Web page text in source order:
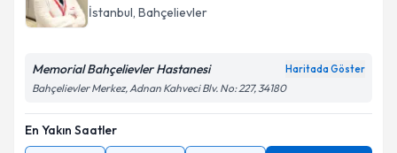
İstanbul, Bahçelievler
Memorial Bahçelievler Hastanesi Haritada Göster
Bahçelievler Merkez, Adnan Kahveci Blv. No: 227, 34180
En Yakın Saatler